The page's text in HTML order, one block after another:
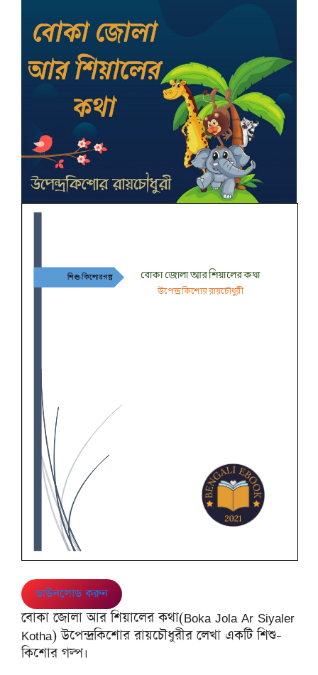
ডাউনলোড করুন
বোকা জোলা আর শিয়ালের কথা(Boka Jola Ar Siyaler
Kotha) উপেন্দ্রকিশোর রায়চৌধুরীর লেখা একটি শিশু-
কিশোর গল্প।